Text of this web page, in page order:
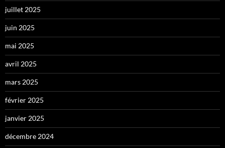
juillet 2025
juin 2025
mai 2025
avril 2025
mars 2025
février 2025
janvier 2025
décembre 2024